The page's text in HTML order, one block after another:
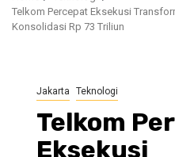
Telkom Percepat Eksekusi
Konsolidasi Rp 73 Triliun
Jakarta Teknologi
Telkom
Eksekusi